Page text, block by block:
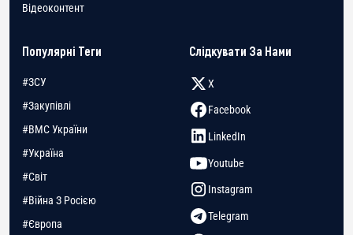
Відеоконтент
Популярні Теги
#ЗСУ
#Закупівлі
#ВМС України
#Україна
#Світ
#Війна З Росією
#Європа
Слідкувати За Нами
X
Facebook
LinkedIn
Youtube
Instagram
Telegram